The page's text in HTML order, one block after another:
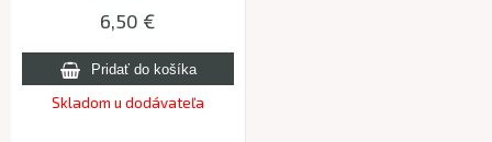
6,50 €
Skladom u dodávateľa